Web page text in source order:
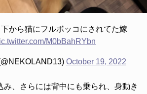
から猫にフルボッコにされてた嫁
M0bBahRYbn
October 19, 2022
み、さらには背中にも乗られ、身動き